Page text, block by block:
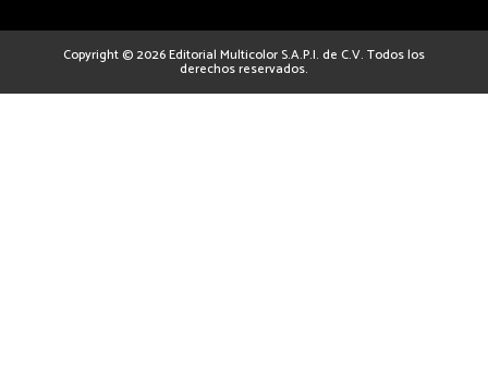
Copyright © 2026 Editorial Multicolor S.A.P.I. de C.V. Todos los
derechos reservados.